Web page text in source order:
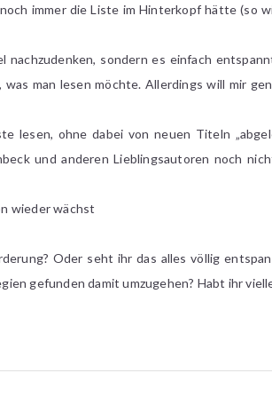
immer die Liste im Hinterkopf hätte (so
sondern es einfach
man lesen möchte. Allerdings will mir
lesen, ohne dabei von neuen Titeln
und anderen Lieblingsautoren noch
wieder wächst
Oder seht ihr das alles völlig
gefunden damit umzugehen? Habt ihr